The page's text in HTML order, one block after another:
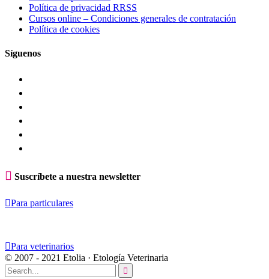
Política de privacidad RRSS
Cursos online – Condiciones generales de contratación
Política de cookies
Síguenos
 Suscríbete a nuestra newsletter
Para particulares
Para veterinarios
© 2007 - 2021 Etolia · Etología Veterinaria
